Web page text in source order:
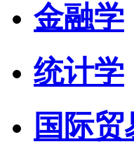
金融学
统计学
国际贸